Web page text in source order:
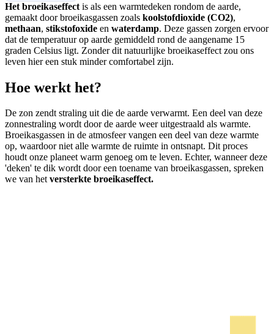
Het broeikaseffect is als een warmtedeken rondom de aarde,
gemaakt door broeikasgassen zoals koolstofdioxide (CO2),
methaan, stikstofoxide en waterdamp. Deze gassen zorgen ervoor
dat de temperatuur op aarde gemiddeld rond de aangename 15
graden Celsius ligt. Zonder dit natuurlijke broeikaseffect zou ons
leven hier een stuk minder comfortabel zijn.
Hoe werkt het?
De zon zendt straling uit die de aarde verwarmt. Een deel van deze
zonnestraling wordt door de aarde weer uitgestraald als warmte.
Broeikasgassen in de atmosfeer vangen een deel van deze warmte
op, waardoor niet alle warmte de ruimte in ontsnapt. Dit proces
houdt onze planeet warm genoeg om te leven. Echter, wanneer deze
'deken' te dik wordt door een toename van broeikasgassen, spreken
we van hetversterkte broeikaseffect.